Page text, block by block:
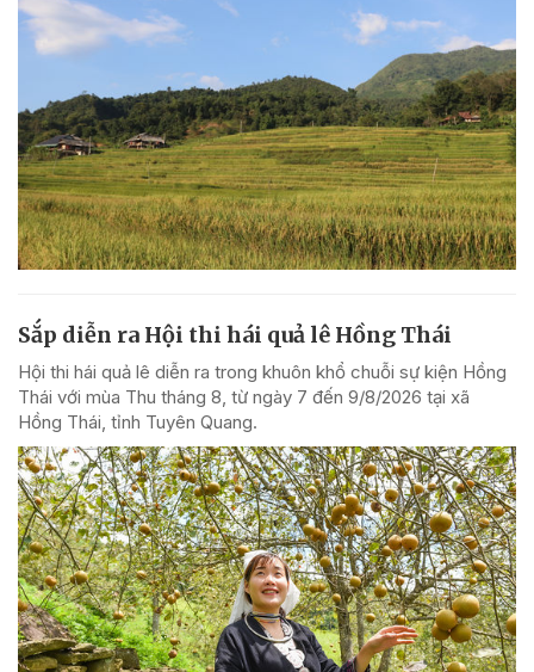
Sắp diễn ra Hội thi hái quả lê Hồng Thái
Hội thi hái quả lê diễn ra trong khuôn khổ chuỗi sự kiện Hồng
Thái với mùa Thu tháng 8, từ ngày 7 đến 9/8/2026 tại xã
Hồng Thái, tỉnh Tuyên Quang.